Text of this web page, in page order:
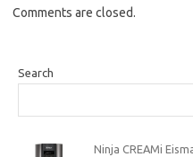
Comments are closed.
Search
Ninja CREAMi